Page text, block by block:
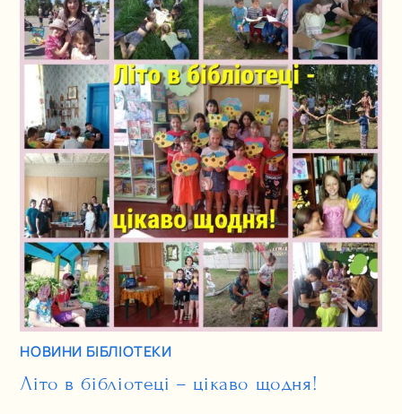
НОВИНИ БІБЛІОТЕКИ
Літо в бібліотеці – цікаво щодня!